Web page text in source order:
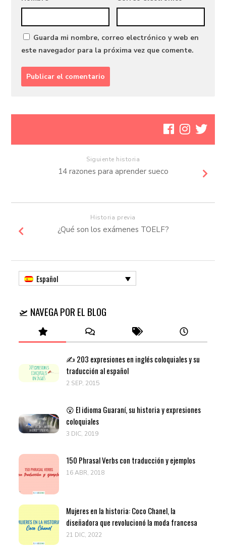
Guarda mi nombre, correo electrónico y web en
este navegador para la próxima vez que comente.
Siguiente historia
14 razones para aprender sueco
Historia previa
¿Qué son los exámenes TOELF?
Español
🛫 NAVEGA POR EL BLOG
✍️ 203 expresiones en inglés coloquiales y su
traducción al español
2 SEP, 2015
😮 El idioma Guaraní, su historia y expresiones
coloquiales
3 DIC, 2019
150 Phrasal Verbs con traducción y ejemplos
16 ABR, 2018
Mujeres en la historia: Coco Chanel, la
diseñadora que revolucionó la moda francesa
21 DIC, 2022